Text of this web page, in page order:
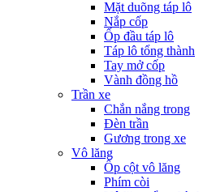
Mặt duõng táp lô
Nắp cốp
Ốp đầu táp lô
Táp lô tổng thành
Tay mở cốp
Vành đồng hồ
Trần xe
Chắn nắng trong
Đèn trần
Gương trong xe
Vô lăng
Ốp cột vô lăng
Phím còi